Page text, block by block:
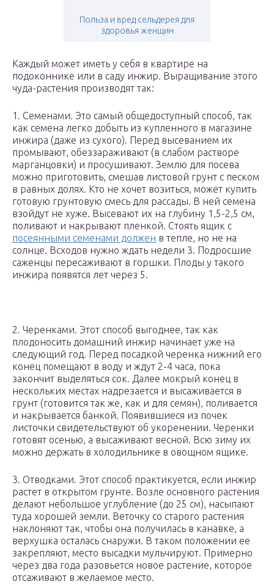
Польза и вред сельдерея для
здоровья женщин
Каждый может иметь у себя в квартире на
подоконнике или в саду инжир. Выращивание этого
чуда-растения производят так:
1. Семенами. Это самый общедоступный способ, так
как семена легко добыть из купленного в магазине
инжира (даже из сухого). Перед высеванием их
промывают, обеззараживают (в слабом растворе
марганцовки) и просушивают. Землю для посева
можно приготовить, смешав листовой грунт с песком
в равных долях. Кто не хочет возиться, может купить
готовую грунтовую смесь для рассады. В ней семена
взойдут не хуже. Высевают их на глубину 1,5-2,5 см,
поливают и накрывают пленкой. Стоять ящик с
посеянными семенами должен в тепле, но не на
солнце. Всходов нужно ждать недели 3. Подросшие
саженцы пересаживают в горшки. Плоды у такого
инжира появятся лет через 5.
2. Черенками. Этот способ выгоднее, так как
плодоносить домашний инжир начинает уже на
следующий год. Перед посадкой черенка нижний его
конец помещают в воду и ждут 2-4 часа, пока
закончит выделяться сок. Далее мокрый конец в
нескольких местах надрезается и высаживается в
грунт (готовится так же, как и для семян), поливается
и накрывается банкой. Появившиеся из почек
листочки свидетельствуют об укоренении. Черенки
готовят осенью, а высаживают весной. Всю зиму их
можно держать в холодильнике в овощном ящике.
3. Отводками. Этот способ практикуется, если инжир
растет в открытом грунте. Возле основного растения
делают небольшое углубление (до 25 см), насыпают
туда хорошей земли. Веточку со старого растения
наклоняют так, чтобы она получилась в канавке, а
верхушка осталась снаружи. В таком положении ее
закрепляют, место высадки мульчируют. Примерно
через два года разовьется новое растение, которое
отсаживают в желаемое место.